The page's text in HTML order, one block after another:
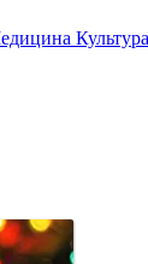
Культура